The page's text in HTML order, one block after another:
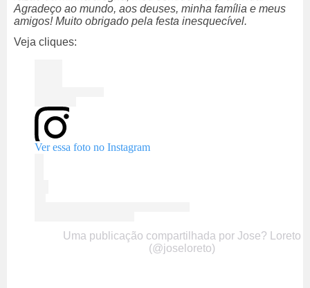
Agradeço ao mundo, aos deuses, minha família e meus
amigos! Muito obrigado pela festa inesquecível.
Veja cliques:
Ver essa foto no Instagram
Uma publicação compartilhada por Jose? Loreto
(@joseloreto)